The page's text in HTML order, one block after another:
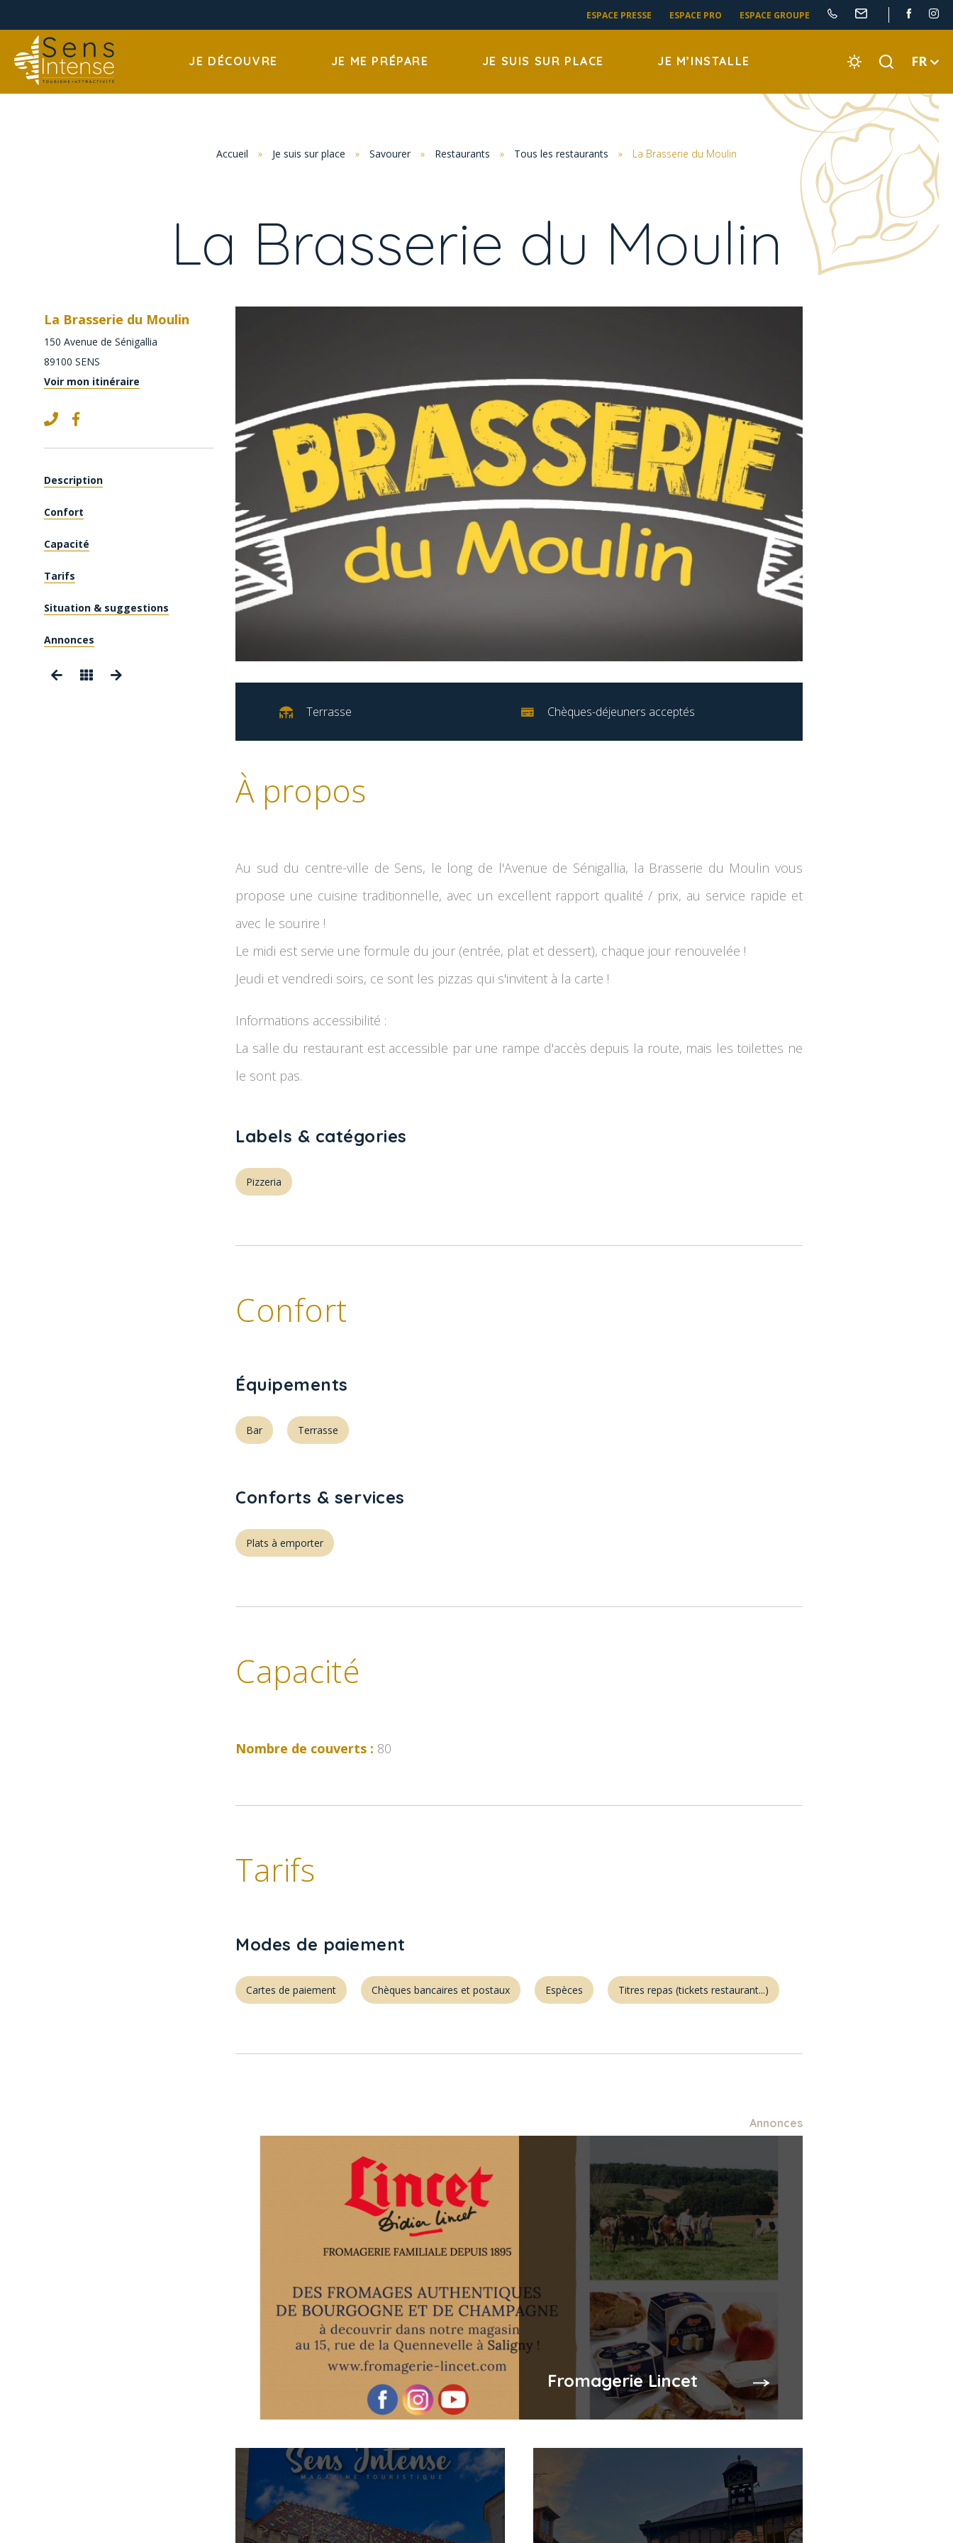
ESPACE PRESSE ESPACE PRO ESPACE GROUPE
JE DÉCOUVRE JE ME PRÉPARE JE SUIS SUR PLACE JE M’INSTALLE FR
Accueil » Je suis sur place » Savourer » Restaurants » Tous les restaurants » La Brasserie du Moulin
La Brasserie du Moulin
La Brasserie du Moulin
150 Avenue de Sénigallia
89100 SENS
Voir mon itinéraire
Description
Confort
Capacité
Tarifs
Situation & suggestions
Annonces
Terrasse Chèques-déjeuners acceptés
À propos
Au sud du centre-ville de Sens, le long de l'Avenue de Sénigallia, la Brasserie du Moulin vous
propose une cuisine traditionnelle, avec un excellent rapport qualité / prix, au service rapide et
avec le sourire !
Le midi est servie une formule du jour (entrée, plat et dessert), chaque jour renouvelée !
Jeudi et vendredi soirs, ce sont les pizzas qui s'invitent à la carte !
Informations accessibilité :
La salle du restaurant est accessible par une rampe d'accès depuis la route, mais les toilettes ne
le sont pas.
Labels & catégories
Pizzeria
Confort
Équipements
Bar Terrasse
Conforts & services
Plats à emporter
Capacité
Nombre de couverts : 80
Tarifs
Modes de paiement
Cartes de paiement Chèques bancaires et postaux Espèces Titres repas (tickets restaurant...)
Annonces
Fromagerie Lincet